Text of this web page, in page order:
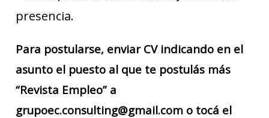
presencia.
Para postularse, enviar CV indicando en el
asunto el puesto al que te postulás más
“Revista Empleo” a
grupoec.consulting@gmail.com o tocá el